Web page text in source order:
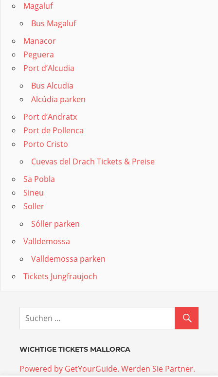
Magaluf
Bus Magaluf
Manacor
Peguera
Port d’Alcudia
Bus Alcudia
Alcúdia parken
Port d’Andratx
Port de Pollenca
Porto Cristo
Cuevas del Drach Tickets & Preise
Sa Pobla
Sineu
Soller
Sóller parken
Valldemossa
Valldemossa parken
Tickets Jungfraujoch
WICHTIGE TICKETS MALLORCA
Powered by GetYourGuide. Werden Sie Partner.